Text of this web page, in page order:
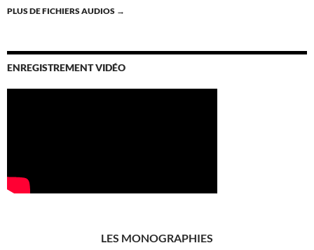
PLUS DE FICHIERS AUDIOS →
ENREGISTREMENT VIDÉO
LES MONOGRAPHIES